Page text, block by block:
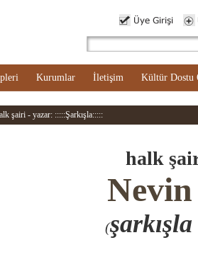
Kurumlar İletişim Kültür Dostu
şairi - yazar: :::::Şarkışla:::::
halk
Nevin
(